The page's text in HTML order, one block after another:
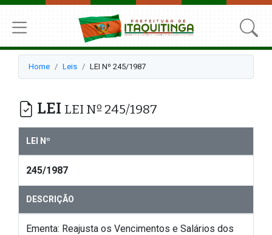
Home Leis LEI Nº 245/1987
LEI LEI Nº 245/1987
LEI Nº
245/1987
DESCRIÇÃO
Ementa: Reajusta os Vencimentos e Salários dos